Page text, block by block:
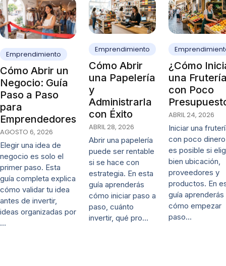
Emprendimiento
Cómo Abrir un
Negocio: Guía
Paso a Paso
para
Emprendedores
AGOSTO 6, 2026
Elegir una idea de
negocio es solo el
primer paso. Esta
guía completa explica
cómo validar tu idea
antes de invertir,
ideas organizadas por
…
Emprendimiento
Cómo Abrir
una Papelería
y
Administrarla
con Éxito
ABRIL 28, 2026
Abrir una papelería
puede ser rentable
si se hace con
estrategia. En esta
guía aprenderás
cómo iniciar paso a
paso, cuánto
invertir, qué pro…
¿Cómo
una
con Poco
ABRIL 24, 2026
Iniciar una
con poco dinero
es posible si
bien ubicación,
proveedores y
productos. En
guía aprenderás
cómo empezar
paso…